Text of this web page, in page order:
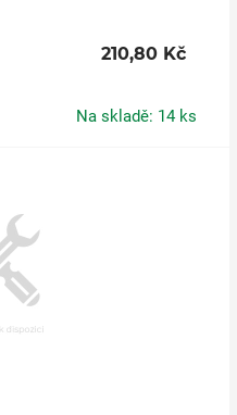
210,80 Kč
Na skladě: 14 ks